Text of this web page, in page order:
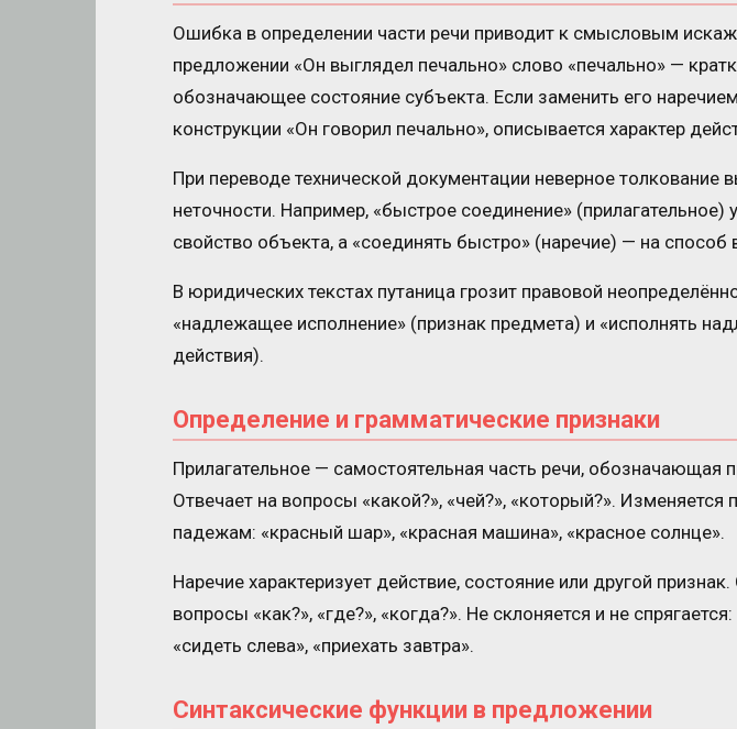
Ошибка в определении части речи приводит к смысловым
предложении «Он выглядел печально» слово «печально» —
обозначающее состояние субъекта. Если заменить его
конструкции «Он говорил печально», описывается характер
При переводе технической документации неверное толкование
неточности. Например, «быстрое соединение» (прилагательное)
свойство объекта, а «соединять быстро» (наречие) — на способ
В юридических текстах путаница грозит правовой
«надлежащее исполнение» (признак предмета) и «исполнять
действия).
Определение и грамматические признаки
Прилагательное — самостоятельная часть речи, обозначающая
Отвечает на вопросы «какой?», «чей?», «который?». Изменяется
падежам: «красный шар», «красная машина», «красное солнце».
Наречие характеризует действие, состояние или другой
вопросы «как?», «где?», «когда?». Не склоняется и не
«сидеть слева», «приехать завтра».
Синтаксические функции в предложении